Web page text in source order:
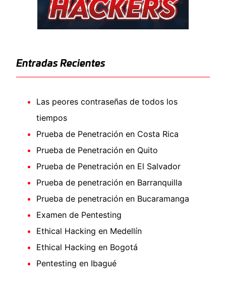
Entradas Recientes
Las peores contraseñas de todos los
tiempos
Prueba de Penetración en Costa Rica
Prueba de Penetración en Quito
Prueba de Penetración en El Salvador
Prueba de penetración en Barranquilla
Prueba de penetración en Bucaramanga
Examen de Pentesting
Ethical Hacking en Medellín
Ethical Hacking en Bogotá
Pentesting en Ibagué